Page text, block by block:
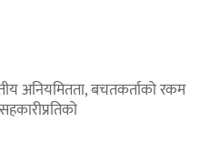
अनियमितता, बचतकर्ताको रकम